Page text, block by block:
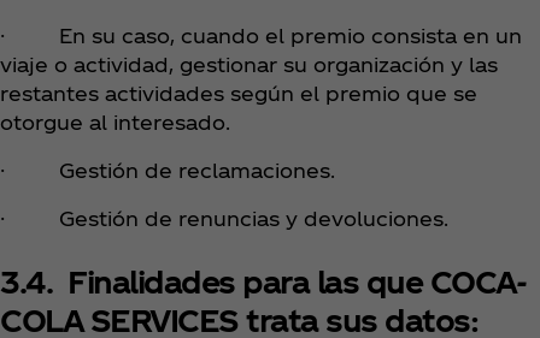
· En su caso, cuando el premio consista en un
viaje o actividad, gestionar su organización y las
restantes actividades según el premio que se
otorgue al interesado.
· Gestión de reclamaciones.
· Gestión de renuncias y devoluciones.
3.4. Finalidades para las que COCA-
COLA SERVICES trata sus datos: